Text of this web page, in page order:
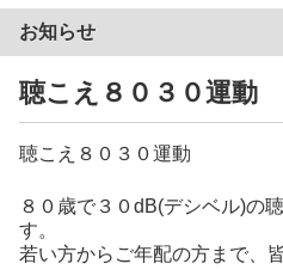
お知らせ
聴こえ８０３０運動
聴こえ８０３０運動
８０歳で３０dB(デシベル)の
す。
若い方からご年配の方まで、